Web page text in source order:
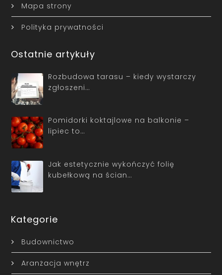
Mapa strony
Polityka prywatności
Ostatnie artykuły
Rozbudowa tarasu – kiedy wystarczy
zgłoszeni…
Pomidorki koktajlowe na balkonie –
lipiec to…
Jak estetycznie wykończyć folię
kubełkową na ścian…
Kategorie
Budownictwo
Aranżacja wnętrz